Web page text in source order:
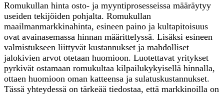
Romukullan hinta osto- ja myyntiprosesseissa määräytyy
useiden tekijöiden pohjalta. Romukullan
maailmanmarkkinahinta, esineen paino ja kultapitoisuus
ovat avainasemassa hinnan määrittelyssä. Lisäksi esineen
valmistukseen liittyvät kustannukset ja mahdolliset
jalokivien arvot otetaan huomioon. Luotettavat yritykset
pyrkivät ostamaan romukultaa kilpailukykyisellä hinnalla,
ottaen huomioon oman katteensa ja sulatuskustannukset.
Tässä yhteydessä on tärkeää tiedostaa, että markkinoilla on